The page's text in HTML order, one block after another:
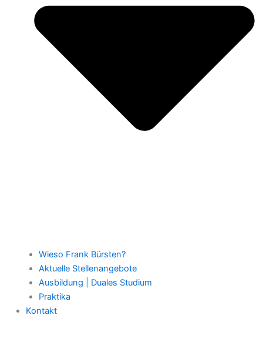
Wieso Frank Bürsten?
Aktuelle Stellenangebote
Ausbildung | Duales Studium
Praktika
Kontakt